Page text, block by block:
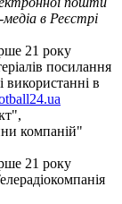
в Реєстрі
21 року
посилання
в
компаній"
21 року